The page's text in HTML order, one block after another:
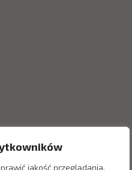
jakość przeglądania,